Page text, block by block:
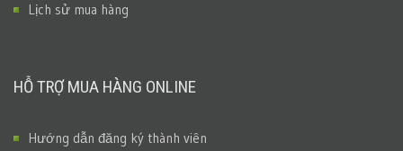
Lịch sử mua hàng
HỖ TRỢ MUA HÀNG ONLINE
Hướng dẫn đăng ký thành viên